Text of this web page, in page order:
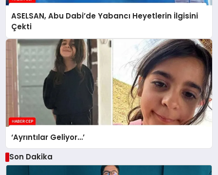
ASELSAN, Abu Dabi’de Yabancı Heyetlerin İlgisini
Çekti
‘Ayrıntılar Geliyor…’
Son Dakika